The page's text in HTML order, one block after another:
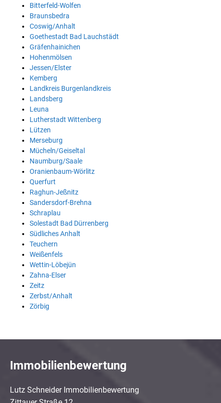
Bitterfeld-Wolfen
Braunsbedra
Coswig/Anhalt
Goethestadt Bad Lauchstädt
Gräfenhainichen
Hohenmölsen
Jessen/Elster
Kemberg
Landkreis Burgenlandkreis
Landsberg
Leuna
Lutherstadt Wittenberg
Lützen
Merseburg
Mücheln/Geiseltal
Naumburg/Saale
Oranienbaum-Wörlitz
Querfurt
Raghun-Jeßnitz
Sandersdorf-Brehna
Schraplau
Solestadt Bad Dürrenberg
Südliches Anhalt
Teuchern
Weißenfels
Wettin-Löbejün
Zahna-Elser
Zeitz
Zerbst/Anhalt
Zörbig
Immobilienbewertung
Lutz Schneider Immobilienbewertung